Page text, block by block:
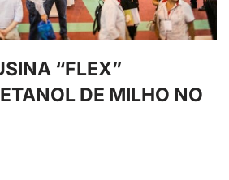
“FLEX”
DE MILHO NO